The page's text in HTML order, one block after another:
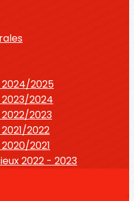
2024/2025
2024
2023
2022
2021
2022 - 2023